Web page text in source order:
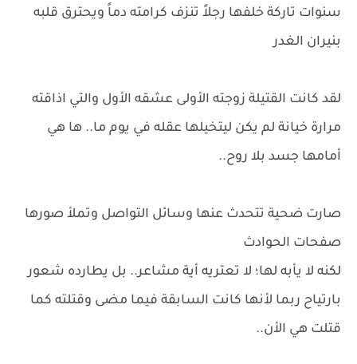
سنوات تاركة خلفها رجلاً تنزف كرامته دماً ويحترق قلبه
بنيران الغدر
لقد كانت القتيلة زوجته الأولى عشقه الأول والتي اذاقته
مرارة خيانة لم يكن ليتخيلها عقله في يوم ما.. ها هي
أمامها جسد بلا روح..
صارت ضحية تتحدث عنها وسائل التواصل وتملأ صورها
صفحات الحوادث
لكنه لا يأبه لها؛ لا تعتريه أية مشاعر.. بل يطارده شعور
بارتياح ربما لأنها كانت السابقة فيما مضى وقتلته كما
قتلت هي الأن..